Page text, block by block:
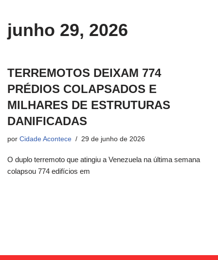
junho 29, 2026
TERREMOTOS DEIXAM 774
PRÉDIOS COLAPSADOS E
MILHARES DE ESTRUTURAS
DANIFICADAS
por Cidade Acontece 29 de junho de 2026
O duplo terremoto que atingiu a Venezuela na última semana
colapsou 774 edifícios em